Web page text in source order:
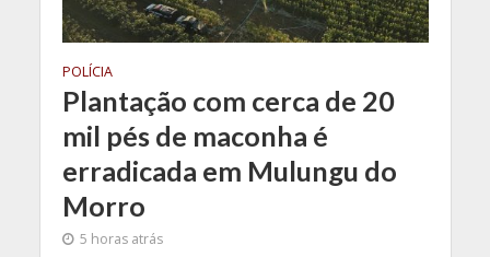
POLÍCIA
Plantação com cerca de 20
mil pés de maconha é
erradicada em Mulungu do
Morro
5 horas atrás